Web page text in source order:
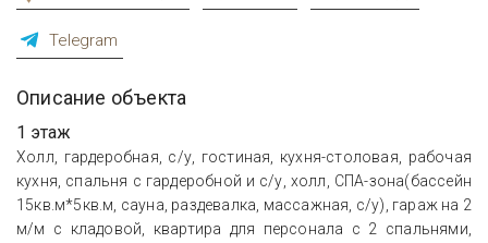
Telegram
Описание объекта
1 этаж
Холл, гардеробная, с/у, гостиная, кухня-столовая, рабочая
кухня, спальня с гардеробной и с/у, холл, СПА-зона(бассейн
15кв.м*5кв.м, сауна, раздевалка, массажная, с/у), гараж на 2
м/м с кладовой, квартира для персонала с 2 спальнями,